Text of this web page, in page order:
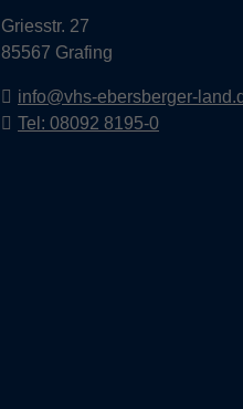
Griesstr. 27
85567 Grafing
info@vhs-ebersberger-
Tel: 08092 8195-0